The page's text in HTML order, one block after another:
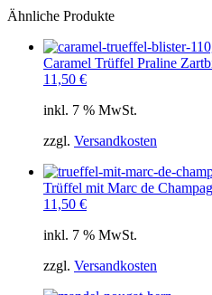
Ähnliche Produkte
Caramel Trüffel Praline
11,50 €
inkl. 7 % MwSt.
zzgl. Versandkosten
Trüffel mit Marc de
11,50 €
inkl. 7 % MwSt.
zzgl. Versandkosten